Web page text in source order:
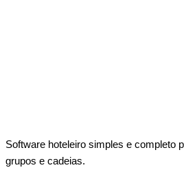
Software hoteleiro simples e completo
grupos e cadeias.